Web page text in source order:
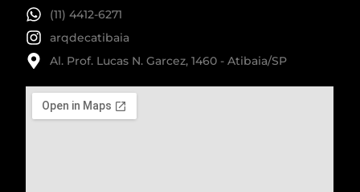
(11) 4412-6271
arqdecatibaia
Al. Prof. Lucas N. Garcez, 1460 - Atibaia/SP